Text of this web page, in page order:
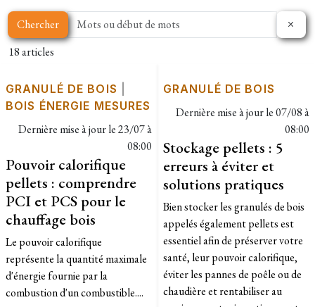
Chercher
18 articles
GRANULÉ DE BOIS
BOIS ÉNERGIE MESURES
Dernière mise à jour le23/07 à
08:00
Pouvoir calorifique
pellets : comprendre
PCI et PCS pour le
chauffage bois
Le pouvoir calorifique
représente la quantité maximale
d'énergie fournie par la
combustion d'un combustible....
GRANULÉ DE BOIS
Dernière mise à jour le07/08 à
08:00
Stockage pellets : 5
erreurs à éviter et
solutions pratiques
Bien stocker les granulés de bois
appelés également pellets est
essentiel afin de préserver votre
santé, leur pouvoir calorifique,
éviter les pannes de poêle ou de
chaudière et rentabiliser au